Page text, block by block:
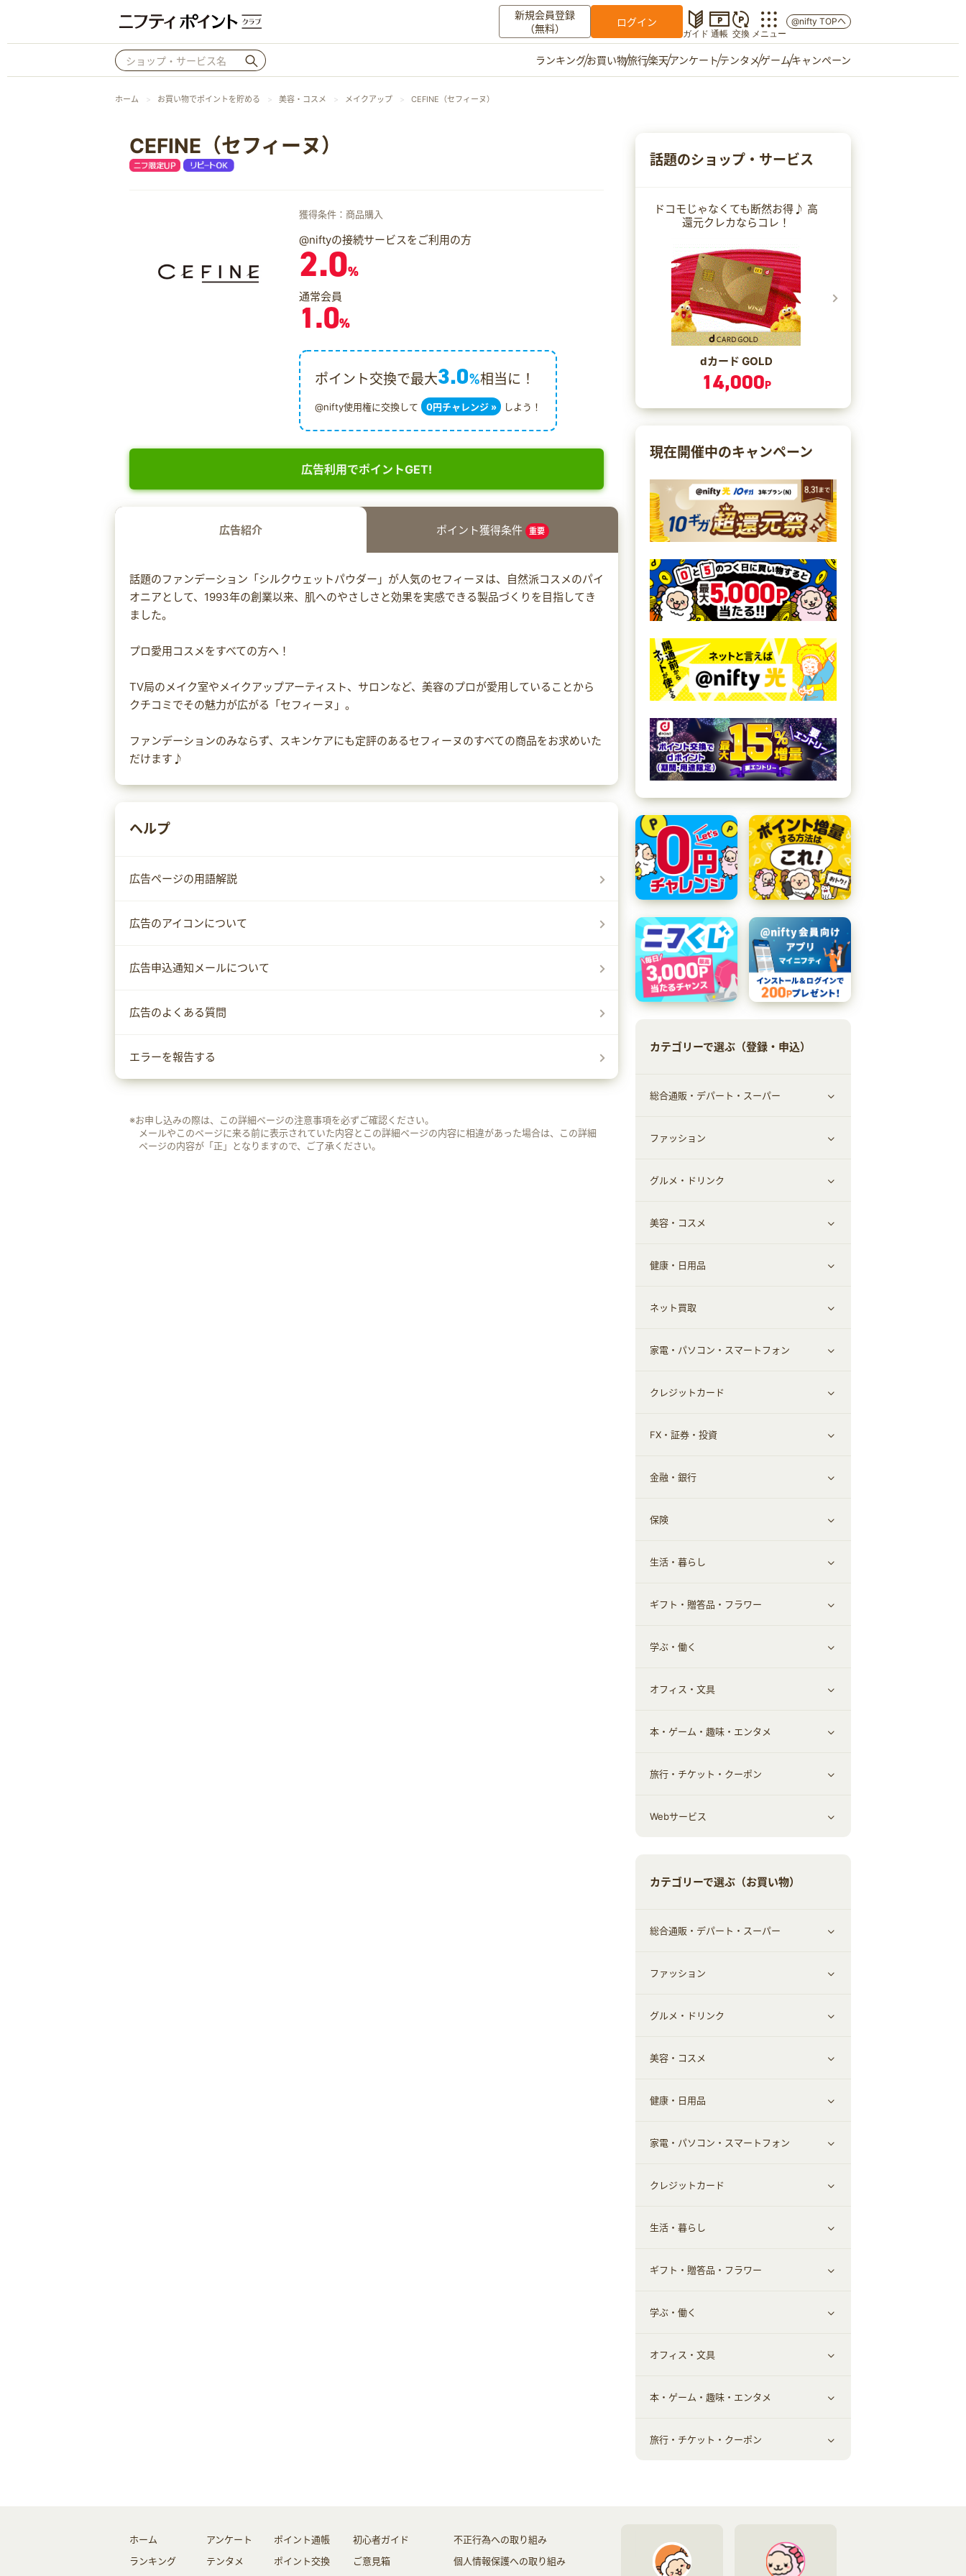
新規会員登録
（無料）
ログイン
ガイド 通帳 交換 メニュー
ご意見箱
@nifty TOPへ
ランキングお買い物旅行楽天アンケートテンタメゲームキャンペーン
ホーム お買い物でポイントを貯める 美容・コスメ メイクアップ CEFINE（セフィーヌ）
CEFINE（セフィーヌ）
獲得条件：商品購入
@niftyの接続サービスをご利用の方
2.0%
通常会員
1.0%
ポイント交換で最大3.0%相当に！
@nifty使用権に交換して 0円チャレンジ » しよう！
広告利用でポイントGET!
広告紹介 ポイント獲得条件 重要
話題のファンデーション「シルクウェットパウダー」が人気のセフィーヌは、自然派コスメのパイ
オニアとして、1993年の創業以来、肌へのやさしさと効果を実感できる製品づくりを目指してき
ました。
プロ愛用コスメをすべての方へ！
TV局のメイク室やメイクアップアーティスト、サロンなど、美容のプロが愛用していることから
クチコミでその魅力が広がる「セフィーヌ」。
ファンデーションのみならず、スキンケアにも定評のあるセフィーヌのすべての商品をお求めいた
だけます♪
ヘルプ
広告ページの用語解説
広告のアイコンについて
広告申込通知メールについて
広告のよくある質問
エラーを報告する
※お申し込みの際は、この詳細ページの注意事項を必ずご確認ください。
メールやこのページに来る前に表示されていた内容とこの詳細ページの内容に相違があった場合は、この詳細
ページの内容が「正」となりますので、ご了承ください。
話題のショップ・サービス
ドコモじゃなくても断然お得♪ 高
還元クレカならコレ！
dカード GOLD
14,000P
現在開催中のキャンペーン
カテゴリーで選ぶ（登録・申込）
総合通販・デパート・スーパー
すべて見る
総合通販
ファッション
すべて見る
ファッション
インナー・下着
スーツ・フォーマル
グルメ・ドリンク
すべて見る
グルメ
お酒
食材宅配
ウォーターサーバー
美容・コスメ
すべて見る
ヘアケア
エステ・サロン
メンズ美容
健康・日用品
すべて見る
スポーツ・フィットネス
日用品・薬局・からだ
ネット買取
すべて見る
ネット買取
家電・パソコン・スマートフォン
すべて見る
家電・パソコン・ソフトウェア
通信・レンタルサーバー
スマホ・携帯電話・SIM
定額制有料コンテンツ
クレジットカード
すべて見る
クレジットカード
FX・証券・投資
すべて見る
証券
仮想通貨
その他投資
金融・銀行
銀行・ネット銀行
キャッシング・ローン
その他金融
保険
すべて見る
保険相談・面談
生活・暮らし
すべて見る
住まい・暮らし
不動産
引越し
エコ・エネルギー
車情報・カーシェア・レンタル
ギフト・贈答品・フラワー
すべて見る
ギフト・贈答品
学ぶ・働く
すべて見る
習い事・学習・学校
仕事・転職
オフィス・文具
すべて見る
オフィス・文具
本・ゲーム・趣味・エンタメ
すべて見る
ゲーム・趣味
旅行・チケット・クーポン
すべて見る
Webサービス
カテゴリーで選ぶ（お買い物）
総合通販・デパート・スーパー
すべて見る
総合通販
デパート・スーパー
ファッション
すべて見る
ファッション
インナー・下着
靴・フットウェア
小物・かばん
スーツ・フォーマル
グルメ・ドリンク
すべて見る
グルメ
ドリンク
お酒
食材宅配
美容・コスメ
すべて見る
スキンケア
メイクアップ
ヘアケア
メンズ美容
美容・ダイエット用品
脱毛用品
美容食品
健康・日用品
すべて見る
健康食品｜青汁・飲料
健康食品｜乳酸菌・ケフィア
健康食品｜その他
スポーツ・フィットネス
日用品・薬局・からだ
家電・パソコン・スマートフォン
すべて見る
家電・パソコン・ソフトウェア
スマホ・携帯電話・SIM
クレジットカード
すべて見る
クレジットカード
生活・暮らし
すべて見る
車情報・カーシェア・レンタル
お役立ち
生活雑貨・家具インテリア
赤ちゃん・こども・マタニティ
ギフト・贈答品・フラワー
すべて見る
ギフト・贈答品
フラワー
学ぶ・働く
すべて見る
習い事・学習・学校
オフィス・文具
すべて見る
オフィス・文具
本・ゲーム・趣味・エンタメ
すべて見る
本
旅行・チケット・クーポン
チケット・クーポン・チラシ
ホーム
ランキング
アンケート
テンタメ
ポイント通帳
ポイント交換
初心者ガイド
ご意見箱
不正行為への取り組み
個人情報保護への取り組み